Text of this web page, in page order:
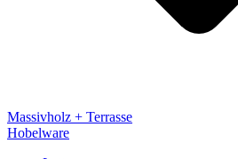
Massivholz + Terrasse
Hobelware